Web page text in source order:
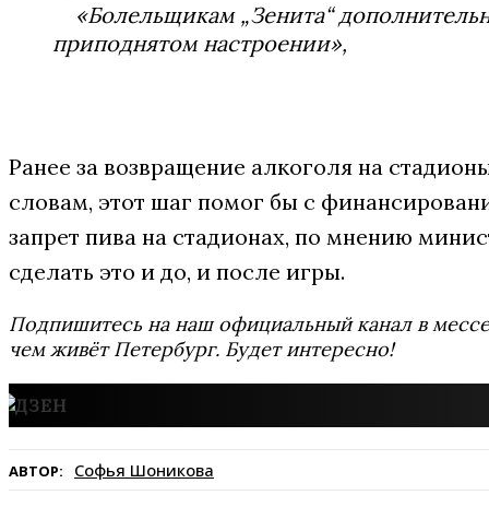
«Болельщикам „Зенита“
приподнятом настроении»,
Ранее за возвращение алкоголя на
словам, этот шаг помог бы с
запрет пива на стадионах, по мнению
сделать это и до, и после игры.
Подпишитесь на наш официальный канал в
чем живёт Петербург. Будет интересно!
АВТОР: Софья Шоникова